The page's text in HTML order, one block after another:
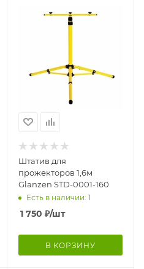
Штатив для
прожекторов 1,6м
Glanzen STD-0001-160
Есть в наличии: 1
1 750 ₽/шт
В КОРЗИНУ